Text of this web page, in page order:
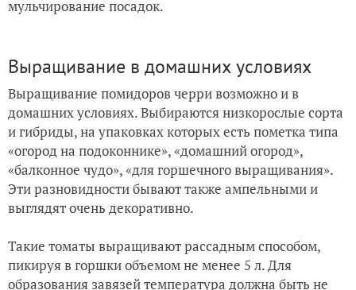
мульчирование посадок.
Выращивание в домашних условиях
Выращивание помидоров черри возможно и в
домашних условиях. Выбираются низкорослые сорта
и гибриды, на упаковках которых есть пометка типа
«огород на подоконнике», «домашний огород»,
«балконное чудо», «для горшечного выращивания».
Эти разновидности бывают также ампельными и
выглядят очень декоративно.
Такие томаты выращивают рассадным способом,
пикируя в горшки объемом не менее 5 л. Для
образования завязей температура должна быть не